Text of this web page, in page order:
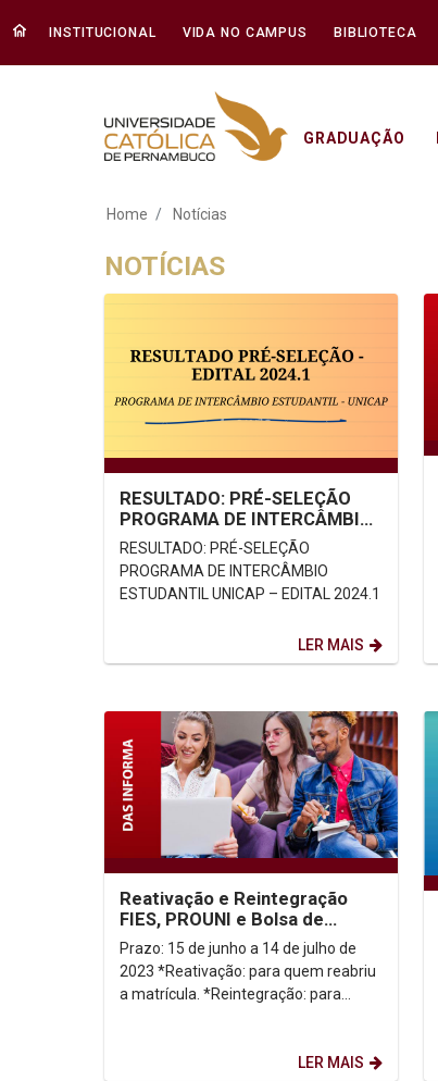
INSTITUCIONAL VIDA NO CAMPUS BIBLIOTECA
GRADUAÇÃO
Notícias - Unicap
Home Notícias
NOTÍCIAS
RESULTADO: PRÉ-SELEÇÃO
PROGRAMA DE INTERCÂMBIO
ESTUDANTIL UNICAP – EDITAL
2024.1
RESULTADO: PRÉ-SELEÇÃO
PROGRAMA DE INTERCÂMBIO
ESTUDANTIL UNICAP – EDITAL 2024.1
LER MAIS
Reativação e Reintegração
FIES, PROUNI e Bolsa de
Assistência Social
Prazo: 15 de junho a 14 de julho de
2023 *Reativação: para quem reabriu
a matrícula. *Reintegração: para
LER MAIS